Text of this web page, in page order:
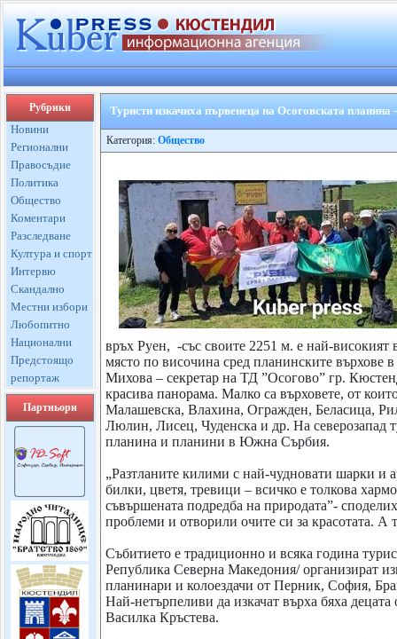
Рубрики
Новини
Регионални
Правосъдие
Политика
Общество
Коментари
Разследване
Култура и спорт
Интервю
Скандално
Местни избори
Любопитно
Национални
Предстоящо
репортаж
Партньори
Туристи изкачиха първенеца на Осоговската планина
Категория: Общество
връх Руен, -със своите 2251 м. е най-високият
място по височина сред планинските върхове
Михова – секретар на ТД ”Осогово” гр.
красива панорама. Малко са върховете, от
Малашевска, Влахина, Огражден, Беласица,
Люлин, Лисец, Чуденска и др. На северозапад
планина и планини в Южна Сърбия.
„Разтланите килими с най-чудновати шарки и
билки, цветя, тревици – всичко е толкова
съвършената подредба на природата”-
проблеми и отворили очите си за красотата. А
Събитието е традиционно и всяка година
Република Северна Македония/ организират
планинари и колоездачи от Перник, София,
Най-нетърпеливи да изкачат върха бяха
Василка Кръстева.